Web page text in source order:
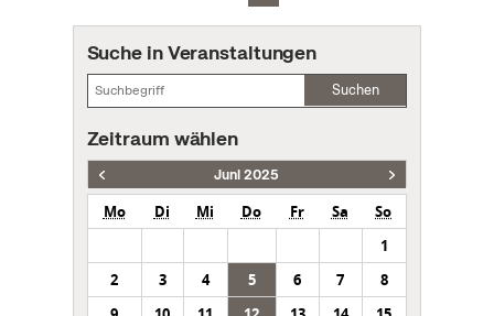
Suche in Veranstaltungen
Suchen
Zeitraum wählen
Juni 2025
Mo Di Mi Do Fr Sa
So
1
2
3 4 5 6 7
8